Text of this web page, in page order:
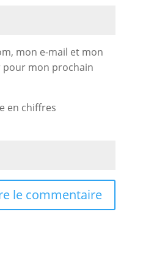
mon e-mail et mon
pour mon prochain
en chiffres
le commentaire